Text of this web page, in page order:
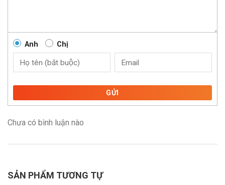
Anh Chị
GỬI
Chưa có bình luận nào
SẢN PHẨM TƯƠNG TỰ